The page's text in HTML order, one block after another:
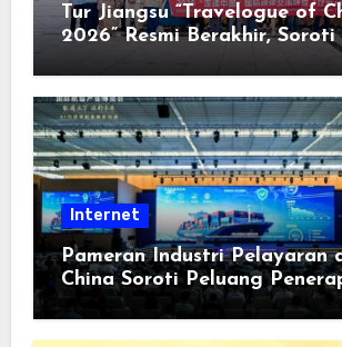
Tur Jiangsu “Travelogue of
2026” Resmi Berakhir, Soroti
Keterbukaan, dan
Berorientasi pada
Internet
Pameran Industri Pelayaran
China Soroti Peluang